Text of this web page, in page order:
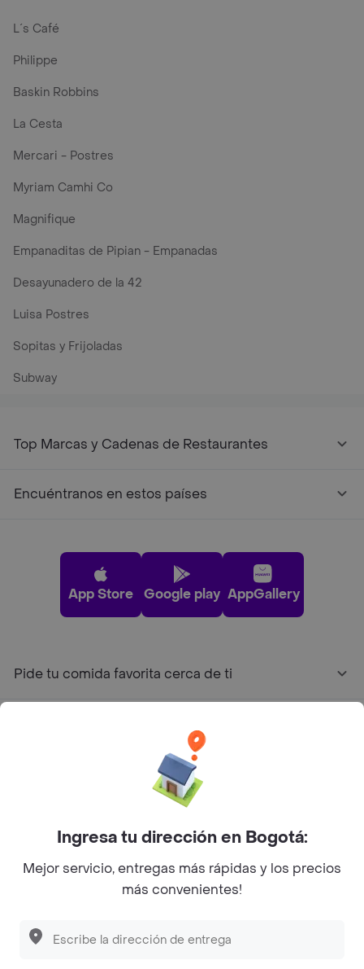
L´s Café
Philippe
Baskin Robbins
La Cesta
Mercari - Postres
Myriam Camhi Co
Magnifique
Empanaditas de Pipian - Empanadas
Desayunadero de la 42
Luisa Postres
Sopitas y Frijoladas
Subway
Top Marcas y Cadenas de Restaurantes
Encuéntranos en estos países
App Store Google play AppGallery
Pide tu comida favorita cerca de ti
Facebook
Twitter
Instagram
Ingresa tu dirección en Bogotá:
Mejor servicio, entregas más rápidas y los precios
más convenientes!